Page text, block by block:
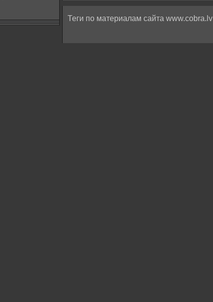
Теги по материалам сайта www.cobra.lv